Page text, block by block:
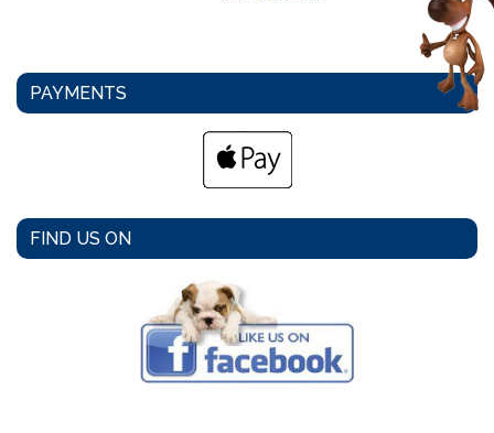
PAYMENTS
FIND US ON